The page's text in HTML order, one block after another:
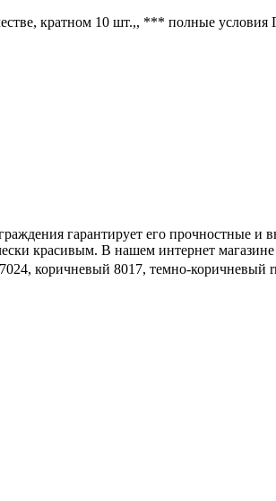
кратном 10 шт.,, *** полные условия
гарантирует его прочностные и
красивым. В нашем интернет
коричневый 8017, темно-коричневый